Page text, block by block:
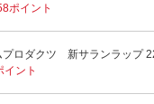
ポイント
プロダクツ 新サランラップ
イント